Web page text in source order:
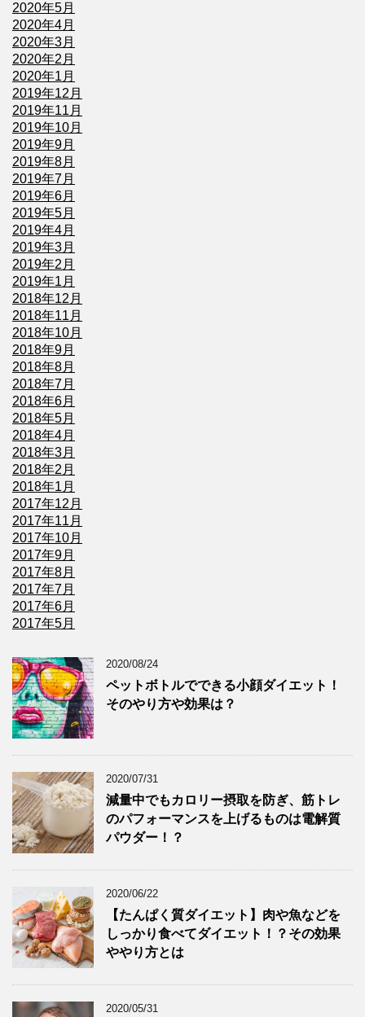
2020年5月
2020年4月
2020年3月
2020年2月
2020年1月
2019年12月
2019年11月
2019年10月
2019年9月
2019年8月
2019年7月
2019年6月
2019年5月
2019年4月
2019年3月
2019年2月
2019年1月
2018年12月
2018年11月
2018年10月
2018年9月
2018年8月
2018年7月
2018年6月
2018年5月
2018年4月
2018年3月
2018年2月
2018年1月
2017年12月
2017年11月
2017年10月
2017年9月
2017年8月
2017年7月
2017年6月
2017年5月
2020/08/24
ペットボトルでできる小顔ダイエット！
そのやり方や効果は？
2020/07/31
減量中でもカロリー摂取を防ぎ、筋トレ
のパフォーマンスを上げるものは電解質
パウダー！？
2020/06/22
【たんぱく質ダイエット】肉や魚などを
しっかり食べてダイエット！？その効果
ややり方とは
2020/05/31